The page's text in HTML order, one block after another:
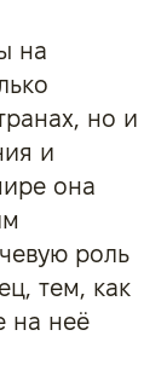
на
но и
и
она
роль
тем, как
на неё